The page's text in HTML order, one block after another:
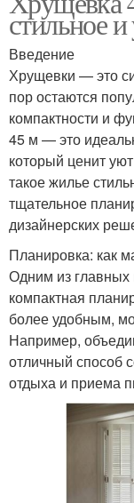
стильное
Введение
Хрущевки — это
пор остаются
компактности и
45 м — это
который ценит
такое жилье
тщательное
дизайнерских
Планировка: как
Одним из главных
компактная
более удобным,
Например,
отличный способ
отдыха и приема